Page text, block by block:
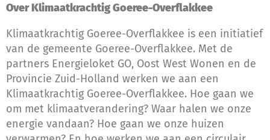
Over Klimaatkrachtig Goeree-Overflakkee
Klimaatkrachtig Goeree-Overflakkee is een initiatief
van de gemeente Goeree-Overflakkee. Met de
partners Energieloket GO, Oost West Wonen en de
Provincie Zuid-Holland werken we aan een
Klimaatkrachtig Goeree-Overflakkee. Hoe gaan we
om met klimaatverandering? Waar halen we onze
energie vandaan? Hoe gaan we onze huizen